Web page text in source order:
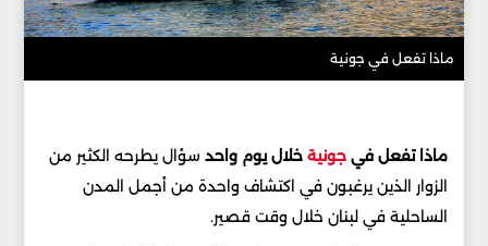
ماذا تفعل في جونية
ماذا تفعل في جونية خلال يوم واحد سؤال يطرحه الكثير من
الزوار الذين يرغبون في اكتشاف واحدة من أجمل المدن
الساحلية في لبنان خلال وقت قصير.